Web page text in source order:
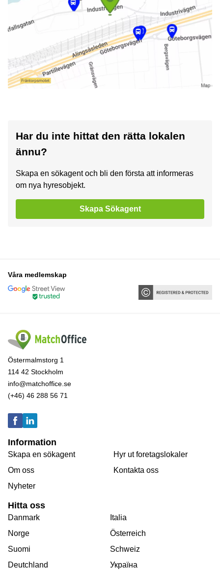
Har du inte hittat den rätta lokalen
ännu?
Skapa en sökagent och bli den första att informeras
om nya hyresobjekt.
Skapa Sökagent
Våra medlemskap
Östermalmstorg 1
114 42 Stockholm
info@matchoffice.se
(+46) 46 288 56 71
Information
Skapa en sökagent
Om oss
Nyheter
Hyr ut foretagslokaler
Kontakta oss
Hitta oss
Danmark
Norge
Suomi
Deutchland
Italia
Österreich
Schweiz
Україна